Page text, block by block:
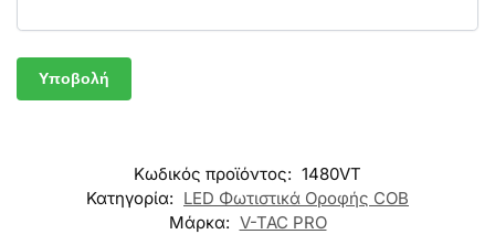
Κωδικός προϊόντος: 1480VT
Κατηγορία: LED Φωτιστικά Οροφής COB
Μάρκα: V-TAC PRO